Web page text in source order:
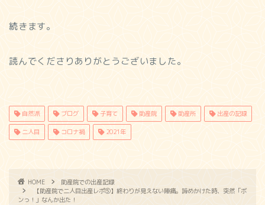
続きます。
読んでくださりありがとうございました。
自然派 ブログ 子育て 助産院 助産所 出産の記録
二人目 コロナ禍 2021年
HOME
助産院での出産記録
【助産院で二人目出産レポ⑤】終わりが見えない陣痛。諦めかけた時、突然「ボ
ンっ！」なんか出た！